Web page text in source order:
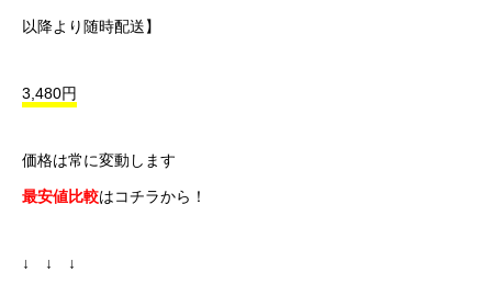
以降より随時配送】
3,480円
価格は常に変動します
最安値比較はコチラから！
↓ ↓ ↓